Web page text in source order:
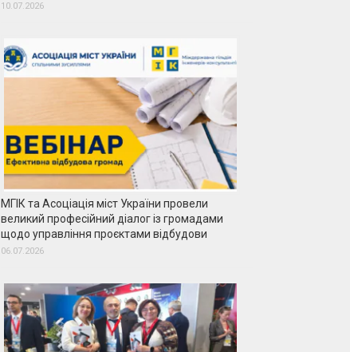
10.07.2026
МГІК та Асоціація міст України провели
великий професійний діалог із громадами
щодо управління проєктами відбудови
06.07.2026